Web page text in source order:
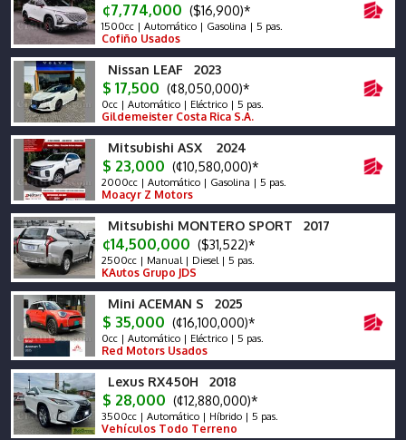
¢7,774,000 ($16,900)*
1500cc | Automático | Gasolina | 5 pas.
Cofiño Usados
Nissan LEAF 2023
$ 17,500 (¢8,050,000)*
0cc | Automático | Eléctrico | 5 pas.
Gildemeister Costa Rica S.A.
Mitsubishi ASX 2024
$ 23,000 (¢10,580,000)*
2000cc | Automático | Gasolina | 5 pas.
Moacyr Z Motors
Mitsubishi MONTERO SPORT 2017
¢14,500,000 ($31,522)*
2500cc | Manual | Diesel | 5 pas.
KAutos Grupo JDS
Mini ACEMAN S 2025
$ 35,000 (¢16,100,000)*
0cc | Automático | Eléctrico | 5 pas.
Red Motors Usados
Lexus RX450H 2018
$ 28,000 (¢12,880,000)*
3500cc | Automático | Híbrido | 5 pas.
Vehículos Todo Terreno